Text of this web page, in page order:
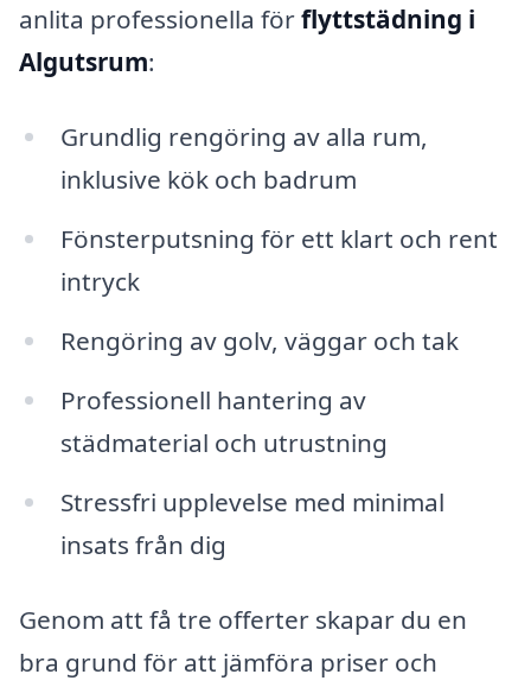
anlita professionella förflyttstädning i
Algutsrum:
Grundlig rengöring av alla rum,
inklusive kök och badrum
Fönsterputsning för ett klart och rent
intryck
Rengöring av golv, väggar och tak
Professionell hantering av
städmaterial och utrustning
Stressfri upplevelse med minimal
insats från dig
Genom att få tre offerter skapar du en
bra grund för att jämföra priser och